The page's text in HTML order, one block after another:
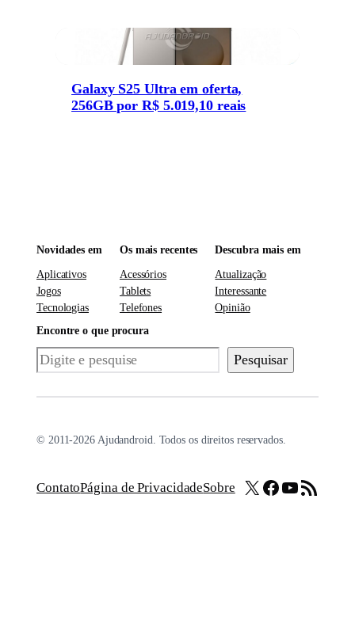
Galaxy S25 Ultra em oferta,
256GB por R$ 5.019,10 reais
Novidades em
Aplicativos
Jogos
Tecnologias
Os mais recentes
Acessórios
Tablets
Telefones
Descubra mais em
Atualização
Interessante
Opinião
Encontre o que procura
Pesquisar Pesquisar
© 2011-2026 Ajudandroid. Todos os direitos reservados.
ContatoPágina de PrivacidadeSobre X Facebook
Youtube
Feed RSS